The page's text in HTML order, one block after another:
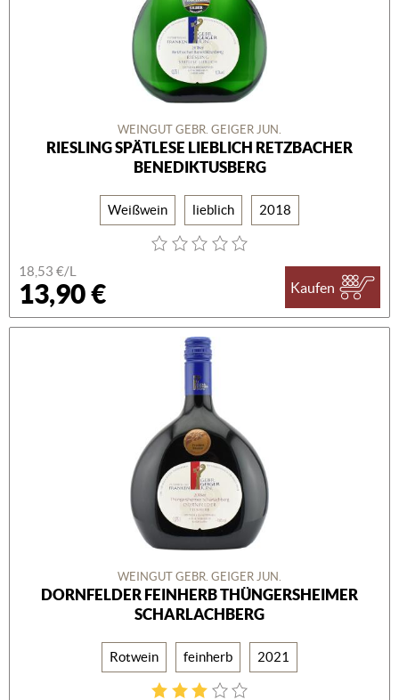
WEINGUT GEBR. GEIGER JUN.
RIESLING SPÄTLESE LIEBLICH RETZBACHER
BENEDIKTUSBERG
Weißwein lieblich 2018
18,53 €/L
13,90 € Kaufen
WEINGUT GEBR. GEIGER JUN.
DORNFELDER FEINHERB THÜNGERSHEIMER
SCHARLACHBERG
Rotwein feinherb 2021